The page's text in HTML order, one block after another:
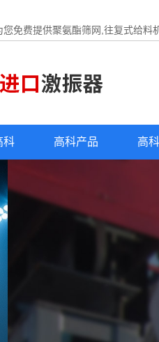
您免费提供聚氨酯筛网 ,往复式给料
科 高科产品 高